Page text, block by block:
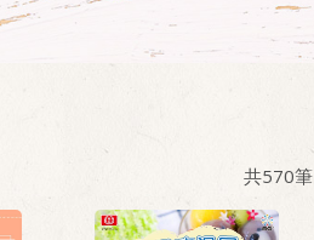
共570筆